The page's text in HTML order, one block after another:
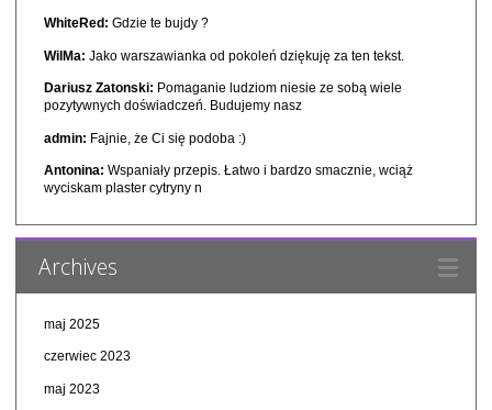
WhiteRed: Gdzie te bujdy ?
WilMa: Jako warszawianka od pokoleń dziękuję za ten tekst.
Dariusz Zatonski: Pomaganie ludziom niesie ze sobą wiele
pozytywnych doświadczeń. Budujemy nasz
admin: Fajnie, że Ci się podoba :)
Antonina: Wspaniały przepis. Łatwo i bardzo smacznie, wciąż
wyciskam plaster cytryny n
Archives
maj 2025
czerwiec 2023
maj 2023